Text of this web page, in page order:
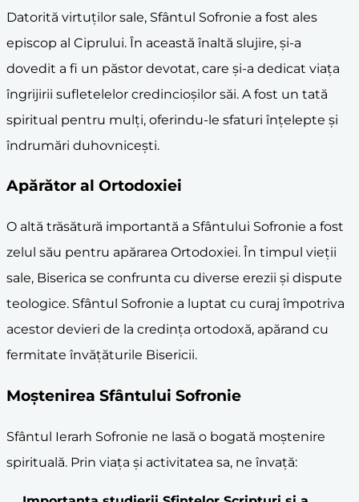
Datorită virtuților sale, Sfântul Sofronie a fost ales
episcop al Ciprului. În această înaltă slujire, și-a
dovedit a fi un păstor devotat, care și-a dedicat viața
îngrijirii sufletelelor credincioșilor săi. A fost un tată
spiritual pentru mulți, oferindu-le sfaturi înțelepte și
îndrumări duhovnicești.
Apărător al Ortodoxiei
O altă trăsătură importantă a Sfântului Sofronie a fost
zelul său pentru apărarea Ortodoxiei. În timpul vieții
sale, Biserica se confrunta cu diverse erezii și dispute
teologice. Sfântul Sofronie a luptat cu curaj împotriva
acestor devieri de la credința ortodoxă, apărand cu
fermitate învățăturile Bisericii.
Moștenirea Sfântului Sofronie
Sfântul Ierarh Sofronie ne lasă o bogată moștenire
spirituală. Prin viața și activitatea sa, ne învață: